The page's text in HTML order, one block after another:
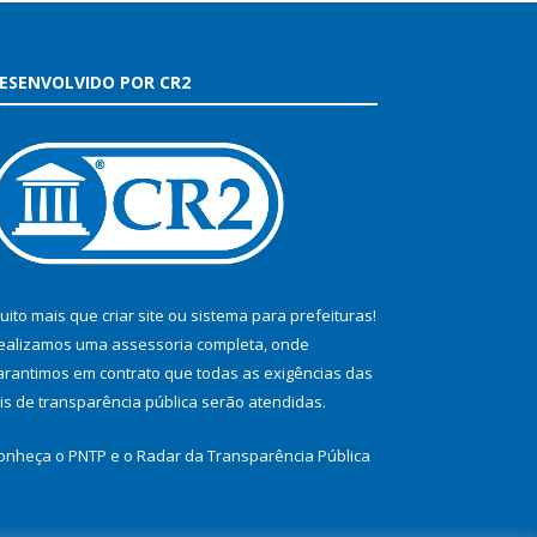
POR CR2
mais que criar site ou sistema para prefeituras!
uma assessoria completa, onde
em contrato que todas as exigências das
de transparência pública serão atendidas.
o PNTP e o Radar da Transparência Pública